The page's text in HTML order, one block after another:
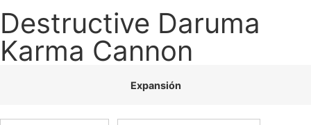
Destructive Daruma
Karma Cannon
Expansión